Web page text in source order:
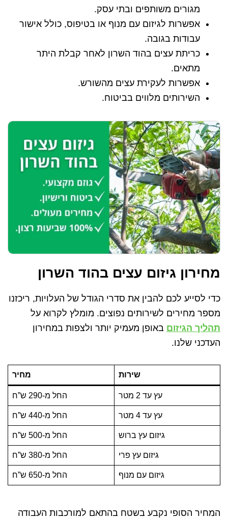
מגורים משותפים ובתי עסק.
אפשרות לגיזום עם מנוף או בטיפוס, כולל אישור
עבודות בגובה.
כריתת עצים בהוד השרון לאחר קבלת היתר
מתאים.
אפשרות לעקירת עצים מהשורש.
השירותים מלווים בביטוח.
מחירון גיזום עצים בהוד השרון
כדי לסייע לכם להבין את סדרי הגודל של העלויות, ריכזנו
מספר מחירים לשירותים נפוצים. מומלץ לקרוא על
תהליך הגיזום באופן מעמיק יותר ולצפות במחירון
העדכני שלנו.
שירות מחיר
עץ עד 2 מטר החל מ-290 ש”ח
עץ עד 4 מטר החל מ-440 ש”ח
גיזום עץ ברוש החל מ-500 ש”ח
גיזום עץ פרי החל מ-380 ש”ח
גיזום עם מנוף החל מ-650 ש”ח
המחיר הסופי נקבע בשטח בהתאם למורכבות העבודה